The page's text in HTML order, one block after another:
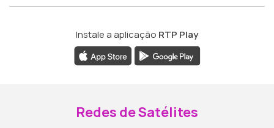
Instale a aplicação RTP Play
Redes de Satélites